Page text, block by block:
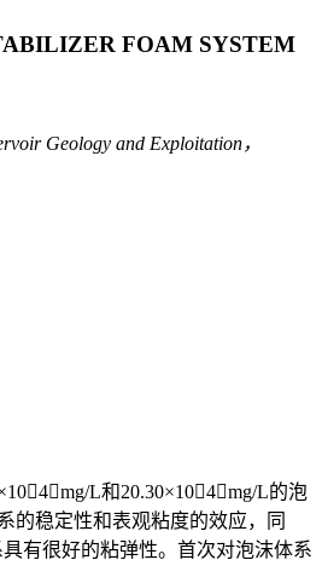
FOAM SYSTEM
Geology and Exploitation，
L和20.30×104mg/L的泡
的稳定性和表观粘度的效应，同
有很好的粘弹性。首次对泡沫体系